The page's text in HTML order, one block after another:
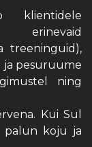
klientidele
erinevaid
treeninguid),
ja pesuruume
ning
Kui Sul
palun koju ja